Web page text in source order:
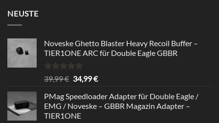
NEUSTE
Noveske Ghetto Blaster Heavy Recoil Buffer –
TIER1ONE ARC für Double Eagle GBBR
Rated5.00
out of 5
39,99€ Original
was:
39,99 €.
34,99€Current
is:
34,99 €.
PMag Speedloader Adapter für Double Eagle /
EMG / Noveske – GBBR Magazin Adapter –
TIER1ONE